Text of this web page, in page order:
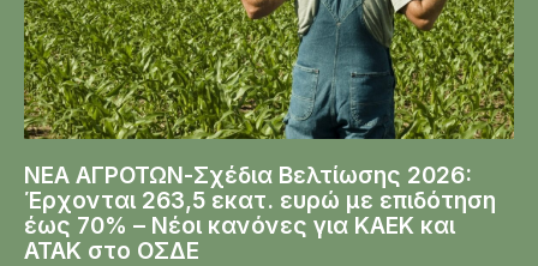
ΝΕΑ ΑΓΡΟΤΩΝ-Σχέδια Βελτίωσης 2026:
Έρχονται 263,5 εκατ. ευρώ με επιδότηση
έως 70% – Νέοι κανόνες για ΚΑΕΚ και
ΑΤΑΚ στο ΟΣΔΕ